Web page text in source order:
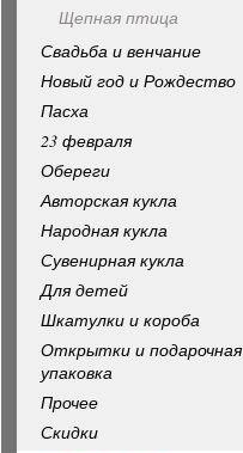
Щепная птица
Свадьба и венчание
Новый год и Рождество
Пасха
23 февраля
Обереги
Авторская кукла
Народная кукла
Сувенирная кукла
Для детей
Шкатулки и короба
Открытки и подарочная
упаковка
Прочее
Скидки